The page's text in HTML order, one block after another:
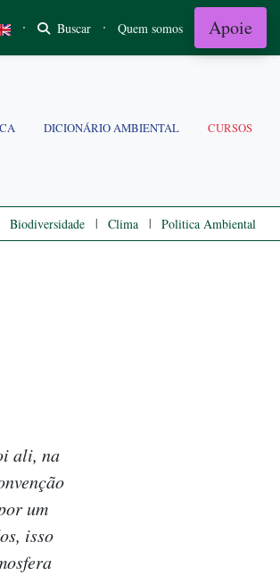
· Buscar · Quem somos Apoie
DICIONÁRIO AMBIENTAL CURSOS
Biodiversidade | Clima | Politica Ambiental
ali, na
um
isso